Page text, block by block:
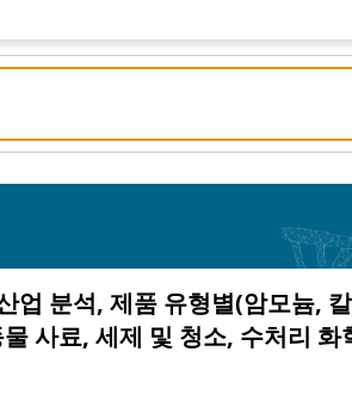
업 분석, 제품 유형별(암모늄,
사료, 세제 및 청소, 수처리 화